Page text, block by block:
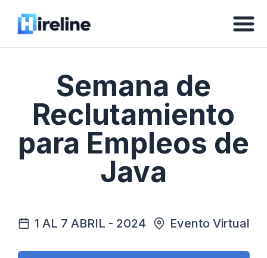
Semana de
Reclutamiento
para Empleos de
Java
1 AL 7 ABRIL - 2024 Evento Virtual